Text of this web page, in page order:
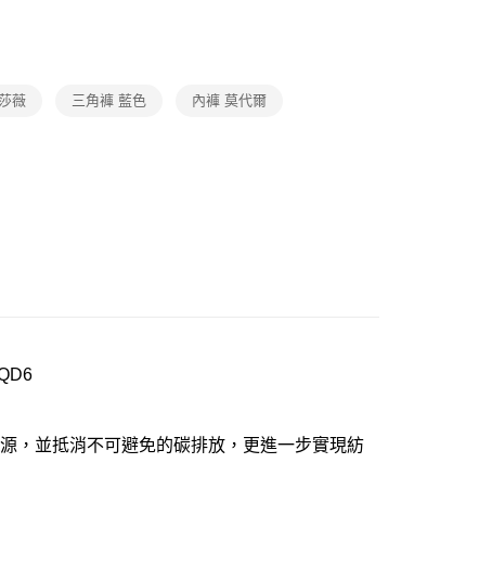
薇 三角褲 藍色 內褲 莫代爾
，並抵消不可避免的碳排放，更進一步實現紡